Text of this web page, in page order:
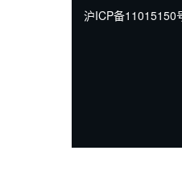
沪ICP备11015150